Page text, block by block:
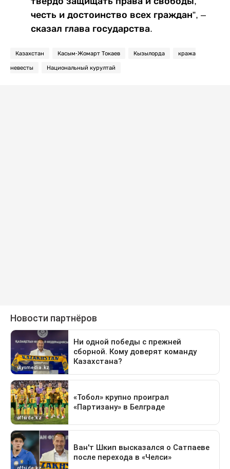
честь и достоинство всех граждан”, –
сказал глава государства.
Казахстан Касым-Жомарт Токаев Кызылорда кража
невесты Национальный курултай